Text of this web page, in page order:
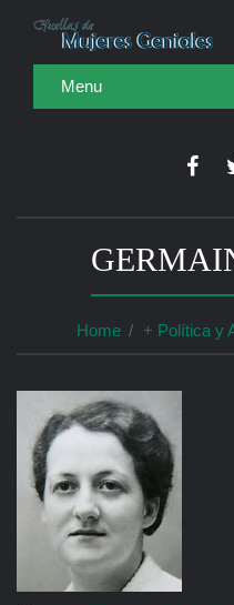
Menu
Home + Política y